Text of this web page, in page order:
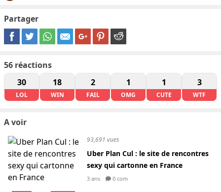
Partager
56 réactions
30
LOL
18
WIN
2
FAIL
1
OMG
1
CUTE
3
WTF
A voir
93,691 vues
Uber Plan Cul : le site de rencontres
sexy qui cartonne en France
3 ans 0 com